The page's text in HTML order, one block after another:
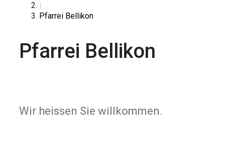
|
Pfarrei Bellikon
Pfarrei Bellikon
Wir heissen Sie willkommen.